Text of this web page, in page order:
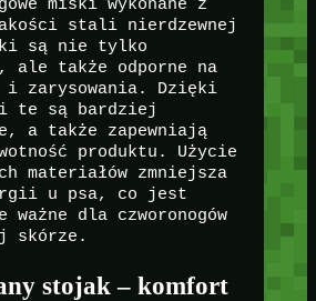
miski wykonane z
stali nierdzewnej
są nie tylko
ale także odporne na
i zarysowania. Dzięki
te są bardziej
a także zapewniają
produktu. Użycie
materiałów zmniejsza
u psa, co jest
ważne dla czworonogów
skórze.
stojak – komfort